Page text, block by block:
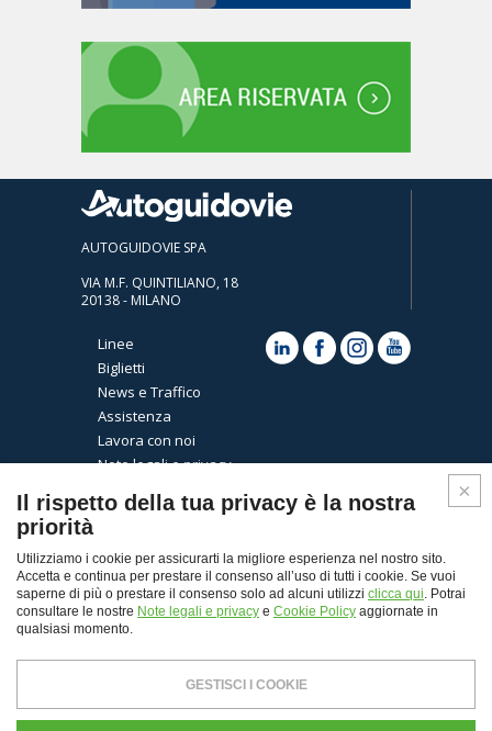
AUTOGUIDOVIE SPA
VIA M.F. QUINTILIANO, 18
20138 - MILANO
Linee
Biglietti
News e Traffico
Assistenza
Lavora con noi
Note legali e privacy
© Copyright 2026 - Autoguidovie spa
Il rispetto della tua privacy è la nostra
priorità
Utilizziamo i cookie per assicurarti la migliore esperienza nel nostro sito.
Accetta e continua per prestare il consenso all’uso di tutti i cookie. Se vuoi
saperne di più o prestare il consenso solo ad alcuni utilizzi clicca qui. Potrai
consultare le nostre Note legali e privacy e Cookie Policy aggiornate in
qualsiasi momento.
GESTISCI I COOKIE